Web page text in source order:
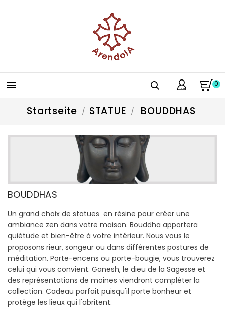
 0
Startseite STATUE BOUDDHAS
BOUDDHAS
Un grand choix de statues en résine pour créer une
ambiance zen dans votre maison. Bouddha apportera
quiétude et bien-être à votre intérieur. Nous vous le
proposons rieur, songeur ou dans différentes postures de
méditation. Porte-encens ou porte-bougie, vous trouverez
celui qui vous convient. Ganesh, le dieu de la Sagesse et
des représentations de moines viendront compléter la
collection. Cadeau parfait puisqu'il porte bonheur et
protège les lieux qui l'abritent.